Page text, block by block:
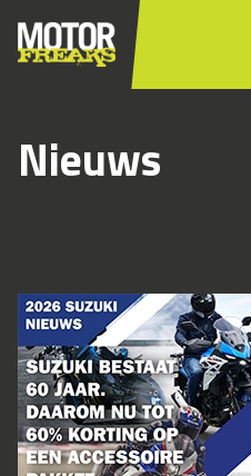
Nieuws